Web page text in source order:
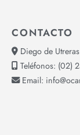
CONTACTO
Diego de
Teléfonos: (02)
Email: